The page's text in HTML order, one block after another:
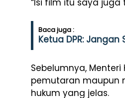
“Isi film itu saya juga
Baca juga :
Ketua DPR:
Sebelumnya,
pemutaran maupun
hukum yang jelas.